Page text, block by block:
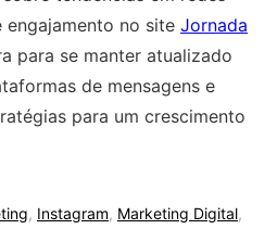
engajamento no site Jornada
para se manter atualizado
de mensagens e
para um crescimento
, Instagram, Marketing Digital,